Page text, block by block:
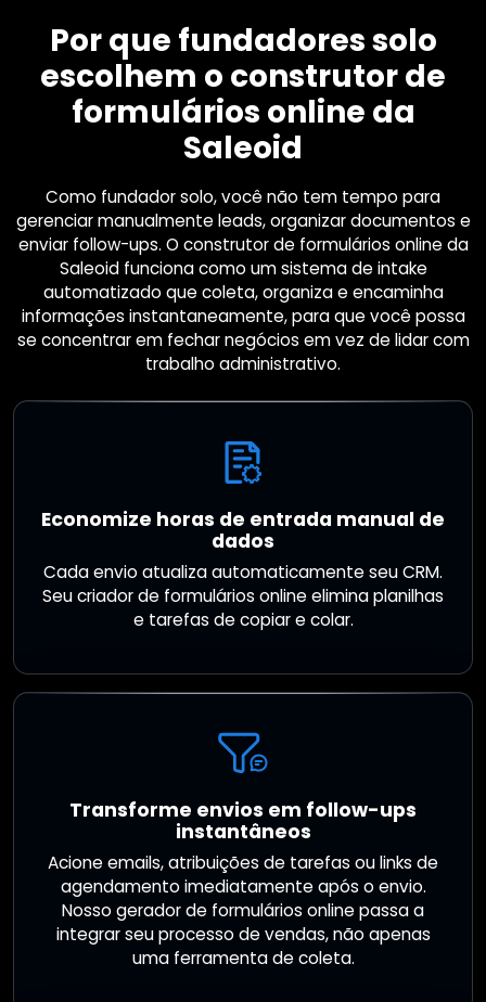
Por que fundadores solo
escolhem o construtor de
formulários online da
Saleoid
Como fundador solo, você não tem tempo para
gerenciar manualmente leads, organizar documentos e
enviar follow-ups. O construtor de formulários online da
Saleoid funciona como um sistema de intake
automatizado que coleta, organiza e encaminha
informações instantaneamente, para que você possa
se concentrar em fechar negócios em vez de lidar com
trabalho administrativo.
Economize horas de entrada manual de
dados
Cada envio atualiza automaticamente seu CRM.
Seu criador de formulários online elimina planilhas
e tarefas de copiar e colar.
Transforme envios em follow-ups
instantâneos
Acione emails, atribuições de tarefas ou links de
agendamento imediatamente após o envio.
Nosso gerador de formulários online passa a
integrar seu processo de vendas, não apenas
uma ferramenta de coleta.